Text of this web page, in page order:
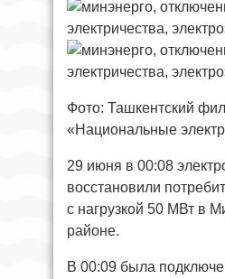
Фото: Ташкентский
«Национальные
29 июня в 00:08
восстановили
с нагрузкой 50 МВт в
районе.
В 00:09 была